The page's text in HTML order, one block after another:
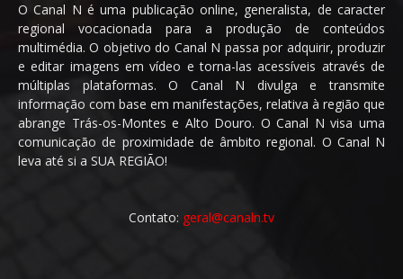
O Canal N é uma publicação online, generalista, de caracter
regional vocacionada para a produção de conteúdos
multimédia. O objetivo do Canal N passa por adquirir, produzir
e editar imagens em vídeo e torna-las acessíveis através de
múltiplas plataformas. O Canal N divulga e transmite
informação com base em manifestações, relativa à região que
abrange Trás-os-Montes e Alto Douro. O Canal N visa uma
comunicação de proximidade de âmbito regional. O Canal N
leva até si a SUA REGIÃO!
Contato: geral@canaln.tv